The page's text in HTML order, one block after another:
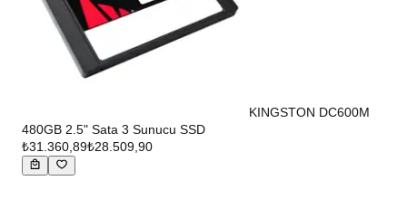
KINGSTON DC600M
480GB 2.5" Sata 3 Sunucu SSD
₺31.360,89₺28.509,90